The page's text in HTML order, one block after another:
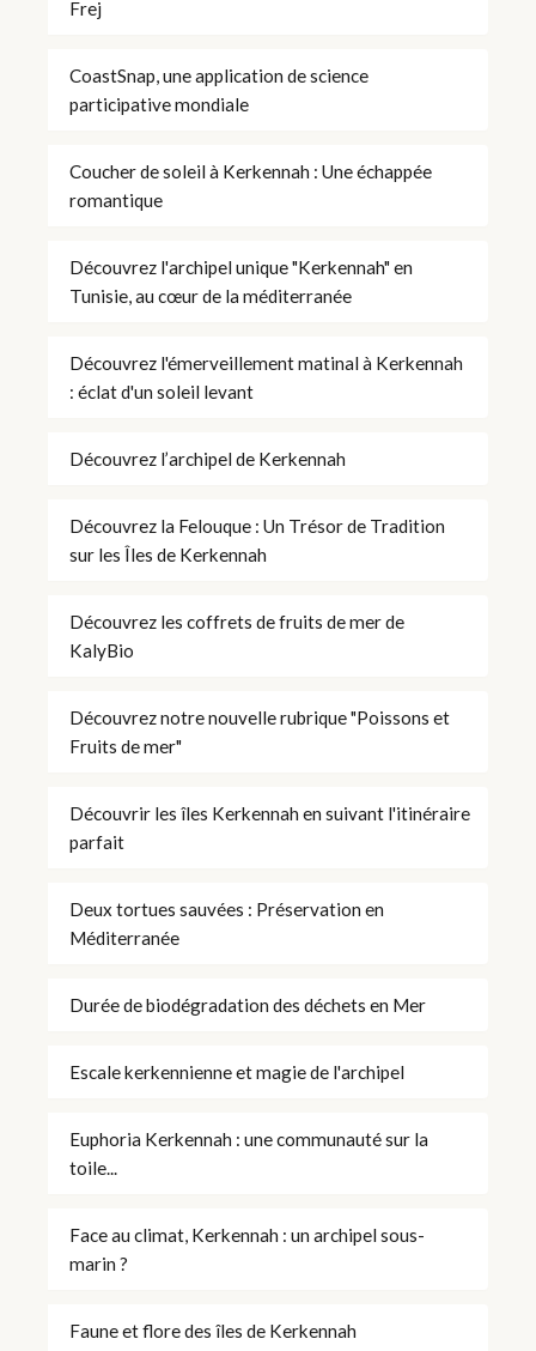
Frej
CoastSnap, une application de science
participative mondiale
Coucher de soleil à Kerkennah : Une échappée
romantique
Découvrez l'archipel unique "Kerkennah" en
Tunisie, au cœur de la méditerranée
Découvrez l'émerveillement matinal à Kerkennah
: éclat d'un soleil levant
Découvrez l’archipel de Kerkennah
Découvrez la Felouque : Un Trésor de Tradition
sur les Îles de Kerkennah
Découvrez les coffrets de fruits de mer de
KalyBio
Découvrez notre nouvelle rubrique "Poissons et
Fruits de mer"
Découvrir les îles Kerkennah en suivant l'itinéraire
parfait
Deux tortues sauvées : Préservation en
Méditerranée
Durée de biodégradation des déchets en Mer
Escale kerkennienne et magie de l'archipel
Euphoria Kerkennah : une communauté sur la
toile...
Face au climat, Kerkennah : un archipel sous-
marin ?
Faune et flore des îles de Kerkennah